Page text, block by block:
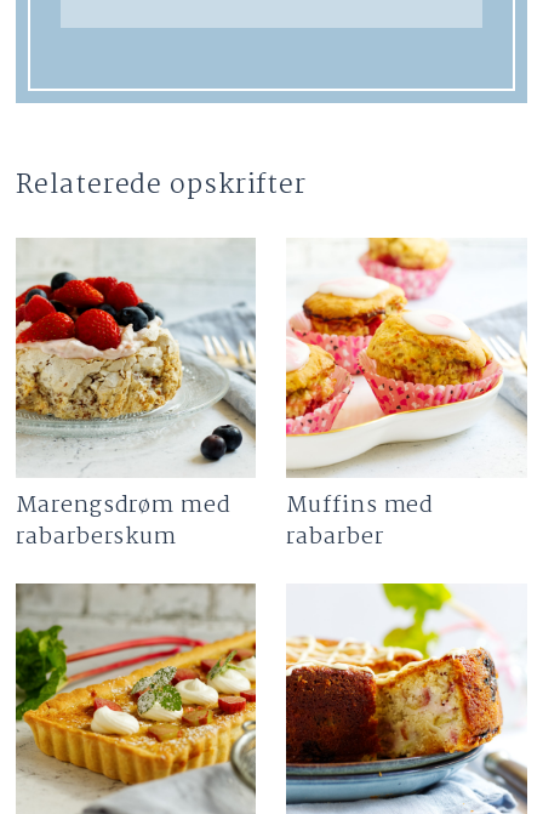
Relaterede opskrifter
Marengsdrøm med
rabarberskum
Muffins med
rabarber